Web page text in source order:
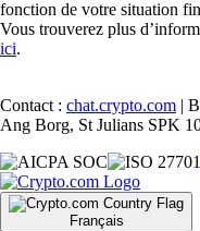
fonction de votre situation
Vous trouverez plus
ici.
Contact : chat.crypto.com |
Ang Borg, St Julians SPK
Français